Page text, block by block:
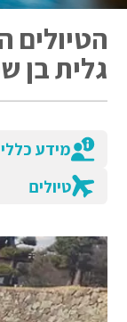
הטיולים
גלית בן
מידע כללי
טיולים